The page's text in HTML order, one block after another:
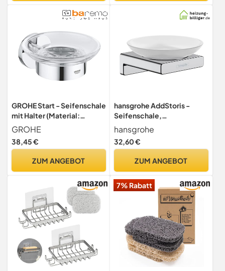
GROHE Start - Seifenschale
mit Halter (Material:
Glas/Metall, verdeckte
Befestigung), Chrom,
41193000
GROHE
38,45 €
ZUM ANGEBOT
hansgrohe AddStoris -
Seifenschale,
Seifenablage für
Wandmontage, verdeckte
Befestigung, Badezimmer
hansgrohe
32,60 €
ZUM ANGEBOT
7% Rabatt